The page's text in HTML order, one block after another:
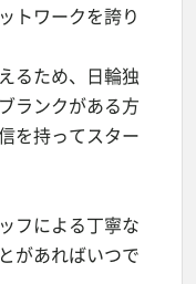
トワークを誇り
るため、日輪独
ランクがある方
を持ってスター
フによる丁寧な
があればいつで